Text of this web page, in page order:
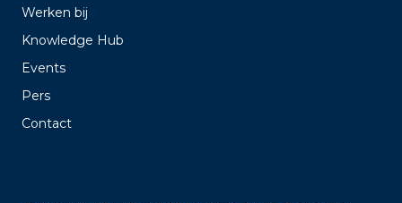
Werken bij
Knowledge Hub
Events
Pers
Contact